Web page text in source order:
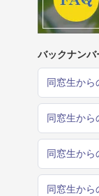
バックナンバ
同窓生から
同窓生から
同窓生から
同窓生から